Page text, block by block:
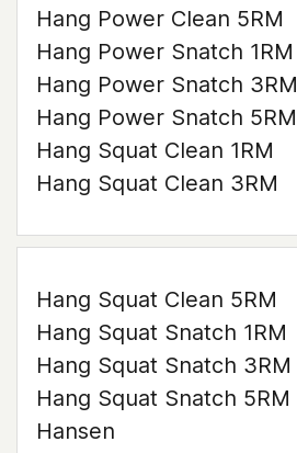
Hang Power Clean 5RM
Hang Power Snatch 1RM
Hang Power Snatch 3RM
Hang Power Snatch 5RM
Hang Squat Clean 1RM
Hang Squat Clean 3RM
Hang Squat Clean 5RM
Hang Squat Snatch 1RM
Hang Squat Snatch 3RM
Hang Squat Snatch 5RM
Hansen